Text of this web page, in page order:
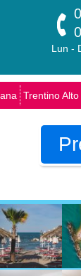
Lun -
Trentino Alto